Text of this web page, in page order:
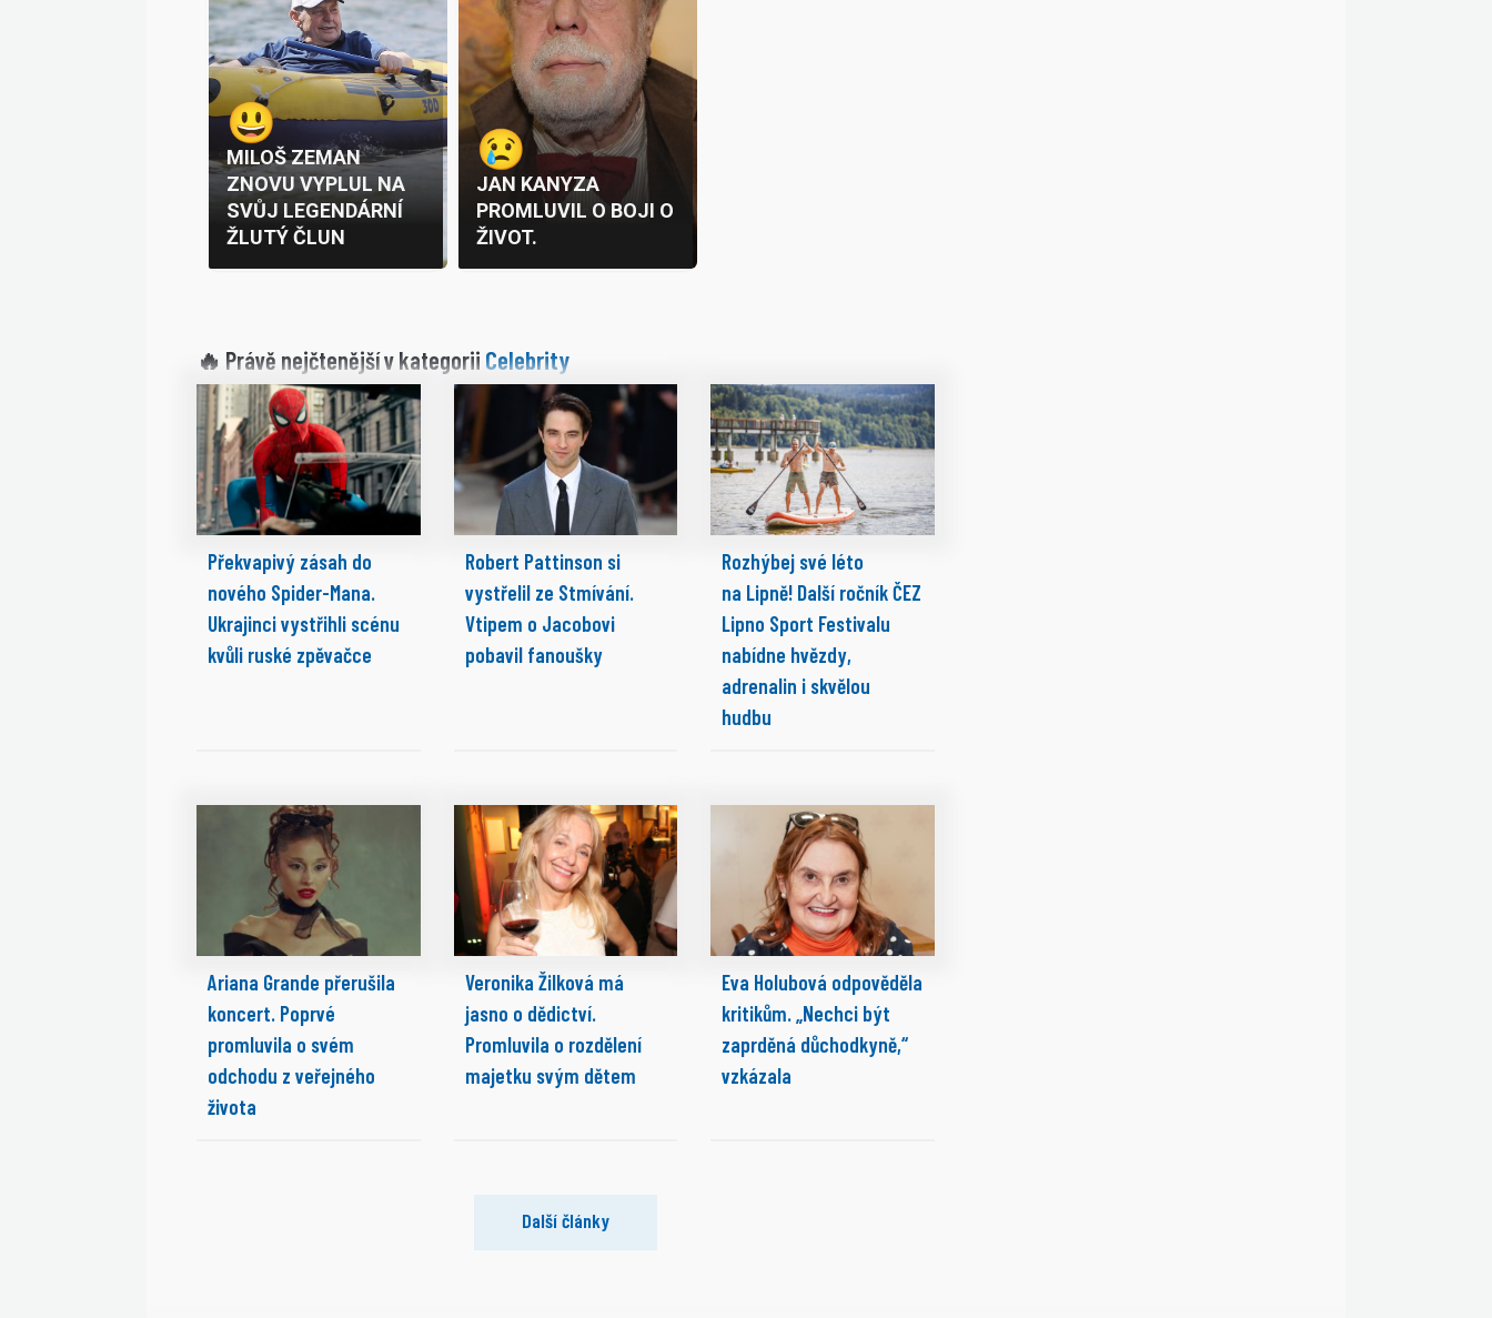
🔥 Právě nejčtenější v kategorii Celebrity
Překvapivý zásah do
nového Spider-Mana.
Ukrajinci vystřihli scénu
kvůli ruské zpěvačce
Robert Pattinson si
vystřelil ze Stmívání.
Vtipem o Jacobovi
pobavil fanoušky
Rozhýbej své léto
na Lipně! Další ročník ČEZ
Lipno Sport Festivalu
nabídne hvězdy,
adrenalin i skvělou
hudbu
Ariana Grande přerušila
koncert. Poprvé
promluvila o svém
odchodu z veřejného
života
Veronika Žilková má
jasno o dědictví.
Promluvila o rozdělení
majetku svým dětem
Eva Holubová odpověděla
kritikům. „Nechci být
zaprděná důchodkyně,“
vzkázala
Další články